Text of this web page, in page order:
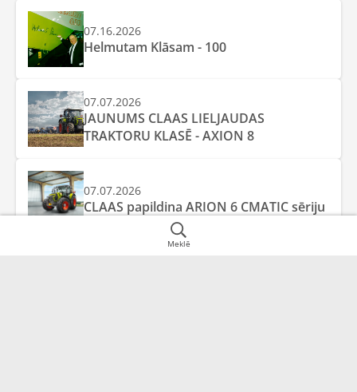
Meklē
07.16.2026
Helmutam Klāsam - 100
07.07.2026
JAUNUMS CLAAS LIELJAUDAS
TRAKTORU KLASĒ - AXION 8
07.07.2026
CLAAS papildina ARION 6 CMATIC sēriju